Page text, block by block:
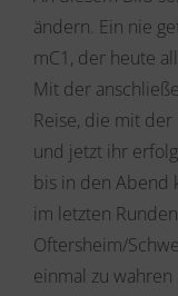
ändern. Ein nie
mC1, der heute
Mit der
Reise, die mit
und jetzt ihr
bis in den Abend
im letzten
Oftersheim/
einmal zu